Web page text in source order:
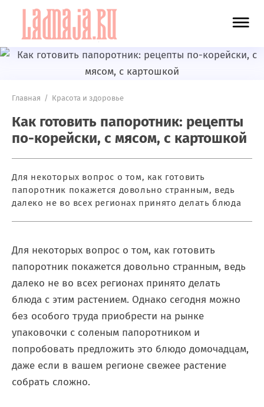
Главная / Красота и здоровье
Как готовить папоротник: рецепты
по-корейски, с мясом, с картошкой
Для некоторых вопрос о том, как готовить
папоротник покажется довольно странным, ведь
далеко не во всех регионах принято делать блюда
Для некоторых вопрос о том, как готовить
папоротник покажется довольно странным, ведь
далеко не во всех регионах принято делать
блюда с этим растением. Однако сегодня можно
без особого труда приобрести на рынке
упаковочки с соленым папоротником и
попробовать предложить это блюдо домочадцам,
даже если в вашем регионе свежее растение
собрать сложно.